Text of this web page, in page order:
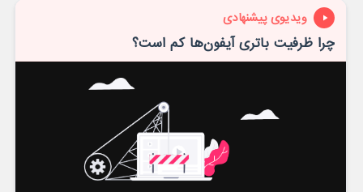
ویدیوی پیشنهادی
چرا ظرفیت باتری آیفون‌ها کم است؟